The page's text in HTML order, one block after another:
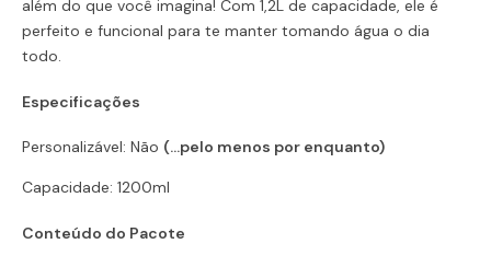
além do que você imagina! Com 1,2L de capacidade, ele é
perfeito e funcional para te manter tomando água o dia
todo.
Especificações
Personalizável: Não (...pelo menos por enquanto)
Capacidade: 1200ml
Conteúdo do Pacote